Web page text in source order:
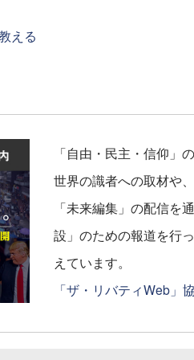
える
「自由・民主・信仰」
世界の識者への取材や
「未来編集」の配信を
設」のための報道を行
えています。
「ザ・リバティWeb」